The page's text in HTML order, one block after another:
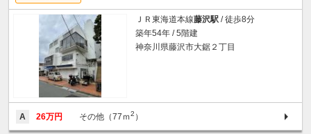
ＪＲ東海道本線藤沢駅 / 徒歩8分
築年54年 / 5階建
神奈川県藤沢市大鋸２丁目
A 26万円 その他（77ｍ2 ）